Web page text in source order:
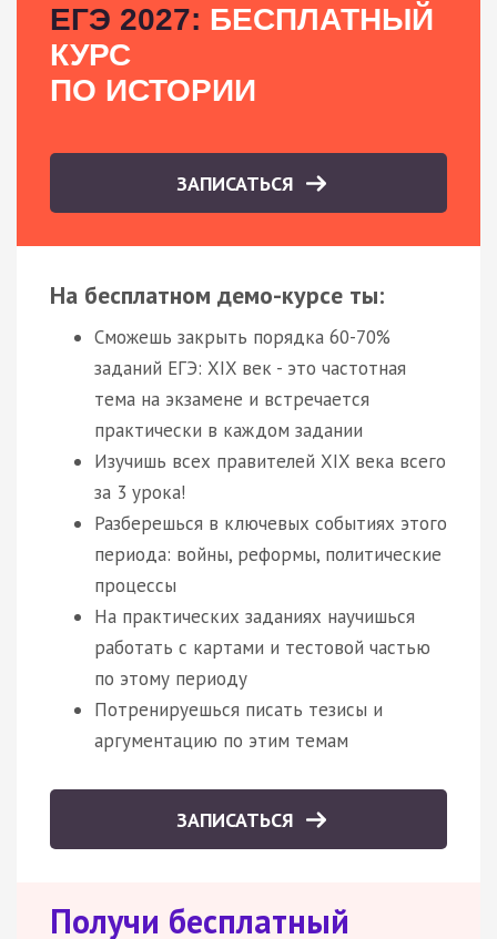
ЕГЭ 2027: БЕСПЛАТНЫЙ
КУРС
ПО ИСТОРИИ
ЗАПИСАТЬСЯ
На бесплатном демо-курсе ты:
Сможешь закрыть порядка 60-70%
заданий ЕГЭ: XIX век - это частотная
тема на экзамене и встречается
практически в каждом задании
Изучишь всех правителей XIX века всего
за 3 урока!
Разберешься в ключевых событиях этого
периода: войны, реформы, политические
процессы
На практических заданиях научишься
работать с картами и тестовой частью
по этому периоду
Потренируешься писать тезисы и
аргументацию по этим темам
ЗАПИСАТЬСЯ
Получи бесплатный